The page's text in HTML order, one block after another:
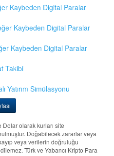
Kaybeden Digital Paralar
Kaybeden Digital Paralar
Kaybeden Digital Paralar
Takibi
Yatırım Simülasyonu
Dolar olarak kurları site
Doğabilecek zararlar veya
veya verilerin doğruluğu
Türk ve Yabancı Kripto Para